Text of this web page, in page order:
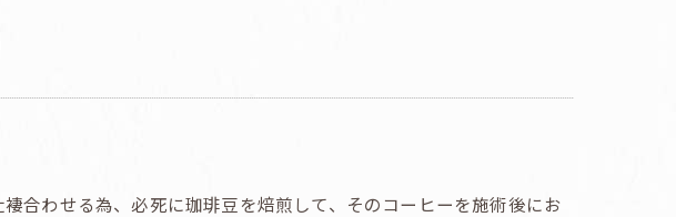
合わせる為、必死に珈琲豆を焙煎して、そのコーヒーを施術後にお